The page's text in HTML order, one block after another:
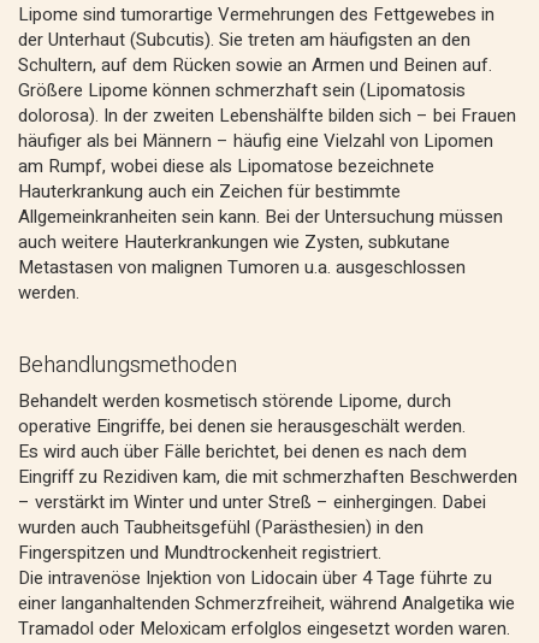
Lipome sind tumorartige Vermehrungen des Fettgewebes in
der Unterhaut (Subcutis). Sie treten am häufigsten an den
Schultern, auf dem Rücken sowie an Armen und Beinen auf.
Größere Lipome können schmerzhaft sein (Lipomatosis
dolorosa). In der zweiten Lebenshälfte bilden sich – bei Frauen
häufiger als bei Männern – häufig eine Vielzahl von Lipomen
am Rumpf, wobei diese als Lipomatose bezeichnete
Hauterkrankung auch ein Zeichen für bestimmte
Allgemeinkranheiten sein kann. Bei der Untersuchung müssen
auch weitere Hauterkrankungen wie Zysten, subkutane
Metastasen von malignen Tumoren u.a. ausgeschlossen
werden.
Behandlungsmethoden
Behandelt werden kosmetisch störende Lipome, durch
operative Eingriffe, bei denen sie herausgeschält werden.
Es wird auch über Fälle berichtet, bei denen es nach dem
Eingriff zu Rezidiven kam, die mit schmerzhaften Beschwerden
– verstärkt im Winter und unter Streß – einhergingen. Dabei
wurden auch Taubheitsgefühl (Parästhesien) in den
Fingerspitzen und Mundtrockenheit registriert.
Die intravenöse Injektion von Lidocain über 4 Tage führte zu
einer langanhaltenden Schmerzfreiheit, während Analgetika wie
Tramadol oder Meloxicam erfolglos eingesetzt worden waren.